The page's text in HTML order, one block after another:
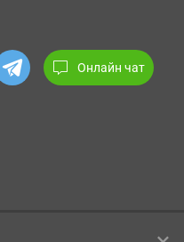
Онлайн чат